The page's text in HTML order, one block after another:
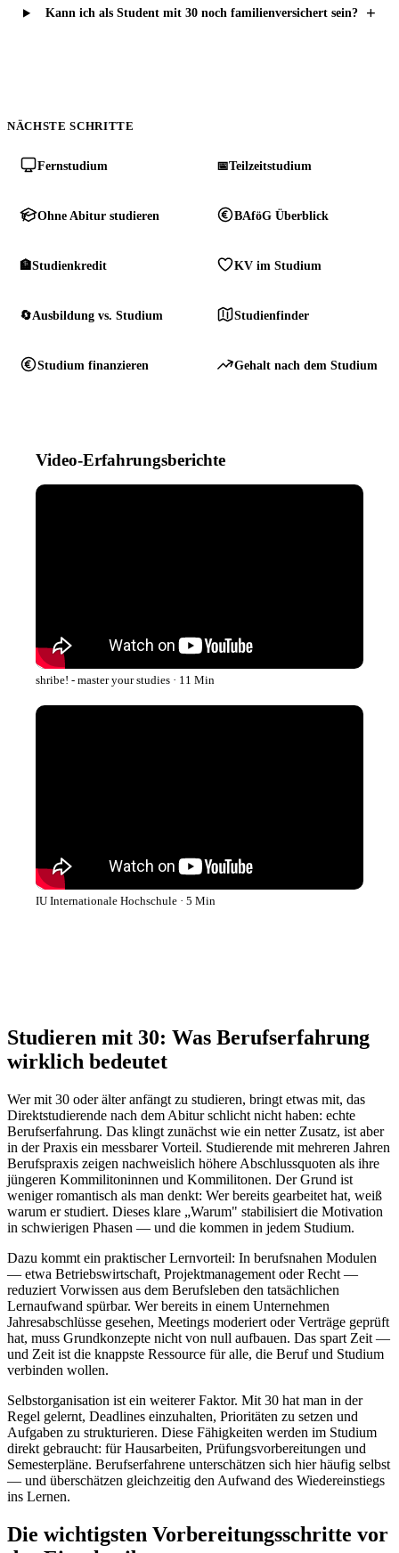
Kann ich als Student mit 30 noch familienversichert sein? +
NÄCHSTE SCHRITTE
Fernstudium 📅Teilzeitstudium
Ohne Abitur studieren BAföG Überblick
🏦 Studienkredit KV im Studium
🔄Ausbildung vs. Studium Studienfinder
Studium finanzieren Gehalt nach dem Studium
Video-Erfahrungsberichte
shribe! - master your studies · 11 Min
IU Internationale Hochschule · 5 Min
Studieren mit 30: Was Berufserfahrung
wirklich bedeutet
Wer mit 30 oder älter anfängt zu studieren, bringt etwas mit, das
Direktstudierende nach dem Abitur schlicht nicht haben: echte
Berufserfahrung. Das klingt zunächst wie ein netter Zusatz, ist aber
in der Praxis ein messbarer Vorteil. Studierende mit mehreren Jahren
Berufspraxis zeigen nachweislich höhere Abschlussquoten als ihre
jüngeren Kommilitoninnen und Kommilitonen. Der Grund ist
weniger romantisch als man denkt: Wer bereits gearbeitet hat, weiß
warum er studiert. Dieses klare „Warum" stabilisiert die Motivation
in schwierigen Phasen — und die kommen in jedem Studium.
Dazu kommt ein praktischer Lernvorteil: In berufsnahen Modulen
— etwa Betriebswirtschaft, Projektmanagement oder Recht —
reduziert Vorwissen aus dem Berufsleben den tatsächlichen
Lernaufwand spürbar. Wer bereits in einem Unternehmen
Jahresabschlüsse gesehen, Meetings moderiert oder Verträge geprüft
hat, muss Grundkonzepte nicht von null aufbauen. Das spart Zeit —
und Zeit ist die knappste Ressource für alle, die Beruf und Studium
verbinden wollen.
Selbstorganisation ist ein weiterer Faktor. Mit 30 hat man in der
Regel gelernt, Deadlines einzuhalten, Prioritäten zu setzen und
Aufgaben zu strukturieren. Diese Fähigkeiten werden im Studium
direkt gebraucht: für Hausarbeiten, Prüfungsvorbereitungen und
Semesterpläne. Berufserfahrene unterschätzen sich hier häufig selbst
— und überschätzen gleichzeitig den Aufwand des Wiedereinstiegs
ins Lernen.
Die wichtigsten Vorbereitungsschritte vor